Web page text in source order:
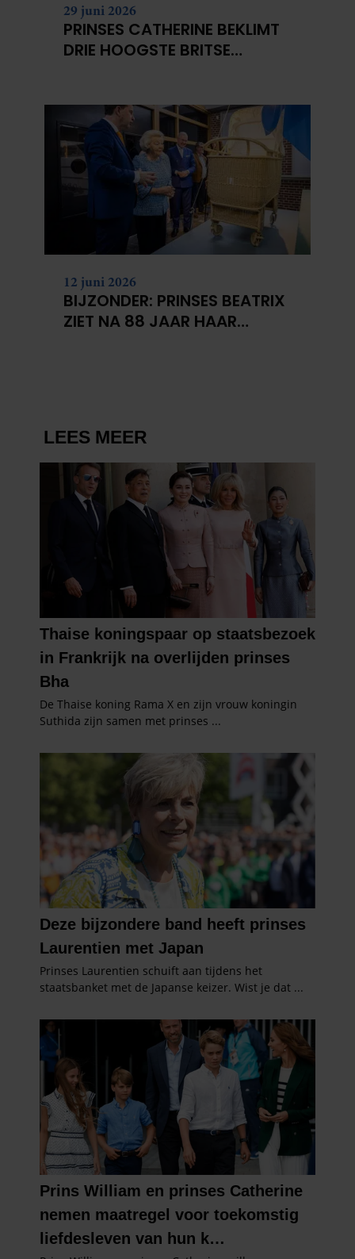
29 juni 2026
PRINSES CATHERINE BEKLIMT
DRIE HOOGSTE BRITSE
12 juni 2026
BIJZONDER: PRINSES BEATRIX
ZIET NA 88 JAAR HAAR